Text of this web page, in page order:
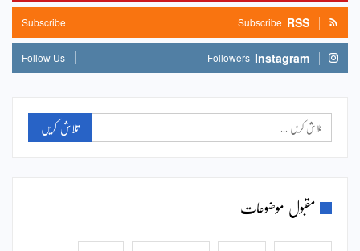
RSS
Subscribe
Subscribe
Instagram
Followers
Follow Us
مقبول موضوعات